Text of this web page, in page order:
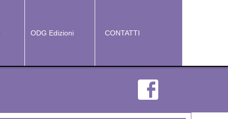
ODG Edizioni CONTATTI